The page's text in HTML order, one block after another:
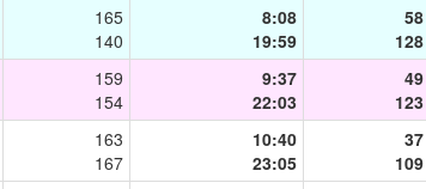
165
140
8:08
19:59
58
128
159
154
9:37
22:03
49
123
163
167
10:40
23:05
37
109